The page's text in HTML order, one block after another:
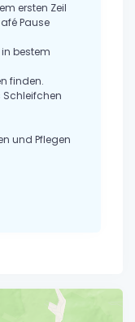
ersten Zeil
Pause
bestem
finden.
Schleifchen
und Pflegen